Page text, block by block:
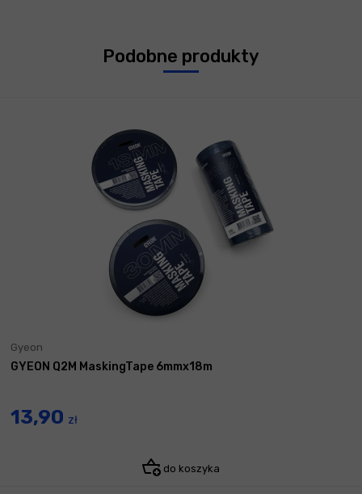
Podobne produkty
Gyeon
GYEON Q2M MaskingTape 6mmx18m
13,90 zł
do koszyka